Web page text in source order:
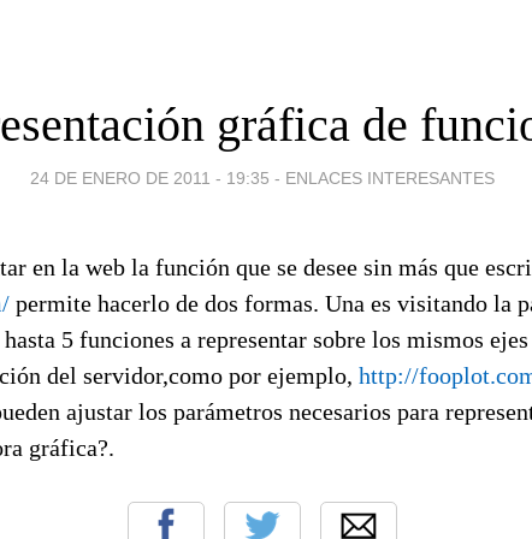
gráfica de
24 DE ENERO DE 2011 - 19:35 - ENLACES INTERESANTES
en la web la función que se desee sin más que
permite hacerlo de dos formas. Una es visitando la
5 funciones a representar sobre los mismos
del servidor,como por ejemplo, http://
ajustar los parámetros necesarios para
gráfica?.